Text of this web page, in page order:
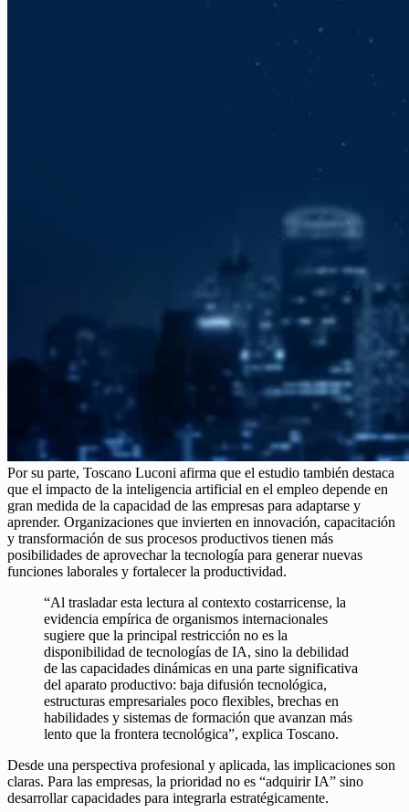
Por su parte, Toscano Luconi afirma que el estudio también destaca
que el impacto de la inteligencia artificial en el empleo depende en
gran medida de la capacidad de las empresas para adaptarse y
aprender. Organizaciones que invierten en innovación, capacitación
y transformación de sus procesos productivos tienen más
posibilidades de aprovechar la tecnología para generar nuevas
funciones laborales y fortalecer la productividad.
“Al trasladar esta lectura al contexto costarricense, la
evidencia empírica de organismos internacionales
sugiere que la principal restricción no es la
disponibilidad de tecnologías de IA, sino la debilidad
de las capacidades dinámicas en una parte significativa
del aparato productivo: baja difusión tecnológica,
estructuras empresariales poco flexibles, brechas en
habilidades y sistemas de formación que avanzan más
lento que la frontera tecnológica”, explica Toscano.
Desde una perspectiva profesional y aplicada, las implicaciones son
claras. Para las empresas, la prioridad no es “adquirir IA” sino
desarrollar capacidades para integrarla estratégicamente.